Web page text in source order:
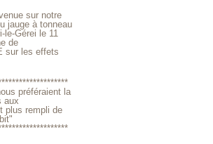
sur notre
jauge à tonneau
le-Gérei le 11
de
sur les effets
préféraient la
aux
plus rempli de